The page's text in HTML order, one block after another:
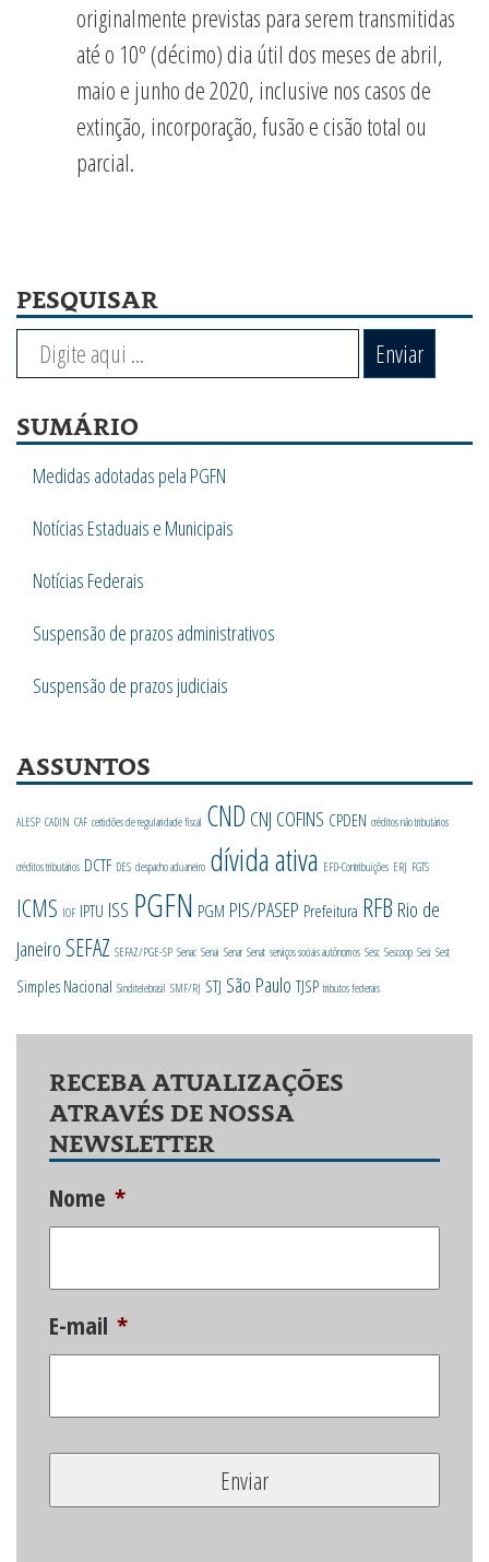
originalmente previstas para serem transmitidas
até o 10º (décimo) dia útil dos meses de abril,
maio e junho de 2020, inclusive nos casos de
extinção, incorporação, fusão e cisão total ou
parcial.
PESQUISAR
Enviar
SUMÁRIO
Medidas adotadas pela PGFN
Notícias Estaduais e Municipais
Notícias Federais
Suspensão de prazos administrativos
Suspensão de prazos judiciais
ASSUNTOS
ALESP CADIN CAF certidões de regularidade fiscal CND CNJ COFINS CPDEN créditos não tributários
créditos tributários DCTF DES despacho aduaneiro dívida ativa EFD-Contribuições ERJ FGTS
ICMS IOF IPTU ISS PGFN PGM PIS/PASEP Prefeitura RFB Rio de
Janeiro SEFAZ SEFAZ/PGE-SP Senac Senai Senar Senat serviços sociais autônomos Sesc Sescoop Sesi Sest
Simples Nacional Sinditelebrasil SMF/RJ STJ São Paulo TJSP tributos federais
RECEBA ATUALIZAÇÕES
ATRAVÉS DE NOSSA
NEWSLETTER
Nome *
E-mail *